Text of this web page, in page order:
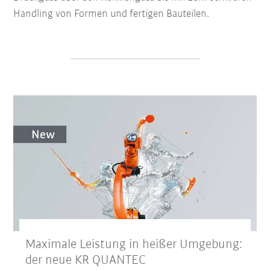
Handling von Formen und fertigen Bauteilen.
Maximale Leistung in heißer Umgebung:
der neue KR QUANTEC